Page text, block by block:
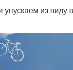
из